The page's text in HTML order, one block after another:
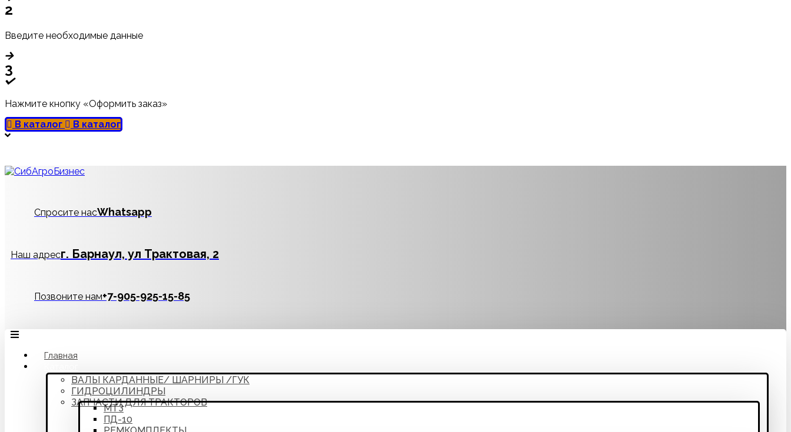
2
Введите необходимые данные
3
Нажмите кнопку «Оформить заказ»
В каталог
В каталог
Спросите насWhatsapp
Наш адресг. Барнаул, ул Трактовая, 2
Позвоните нам‪+7-905-925-15-85
Главная
ВАЛЫ КАРДАННЫЕ/ ШАРНИРЫ /ГУК
ГИДРОЦИЛИНДРЫ
ЗАПЧАСТИ ДЛЯ ТРАКТОРОВ
МТЗ
ПД-10